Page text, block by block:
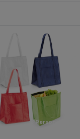
Personalize-o!